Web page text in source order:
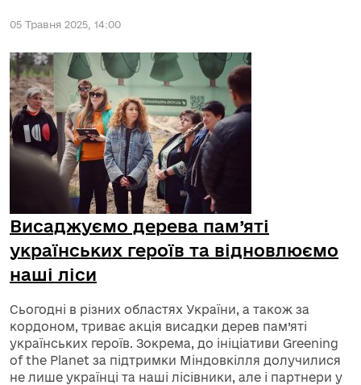
05 Травня 2025, 14:00
Висаджуємо дерева пам’яті
українських героїв та відновлюємо
наші ліси
Сьогодні в різних областях України, а також за
кордоном, триває акція висадки дерев пам’яті
українських героїв. Зокрема, до ініціативи Greening
of the Planet за підтримки Міндовкілля долучилися
не лише українці та наші лісівники, але і партнери у